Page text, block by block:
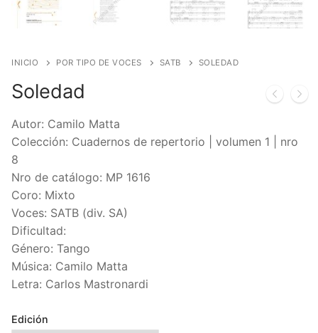
INICIO POR TIPO DE VOCES SATB SOLEDAD
Soledad
Autor: Camilo Matta
Colección: Cuadernos de repertorio | volumen 1 | nro
8
Nro de catálogo: MP 1616
Coro: Mixto
Voces: SATB (div. SA)
Dificultad:
Género: Tango
Música: Camilo Matta
Letra: Carlos Mastronardi
Edición